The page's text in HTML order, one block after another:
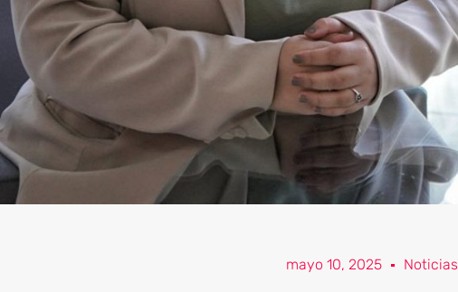
mayo 10, 2025 Noticias